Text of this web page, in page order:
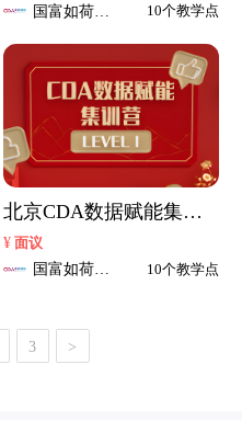
国富如荷
10个教学点
北京CDA数据赋能集训
营
¥ 面议
国富如荷
10个教学点
3 >